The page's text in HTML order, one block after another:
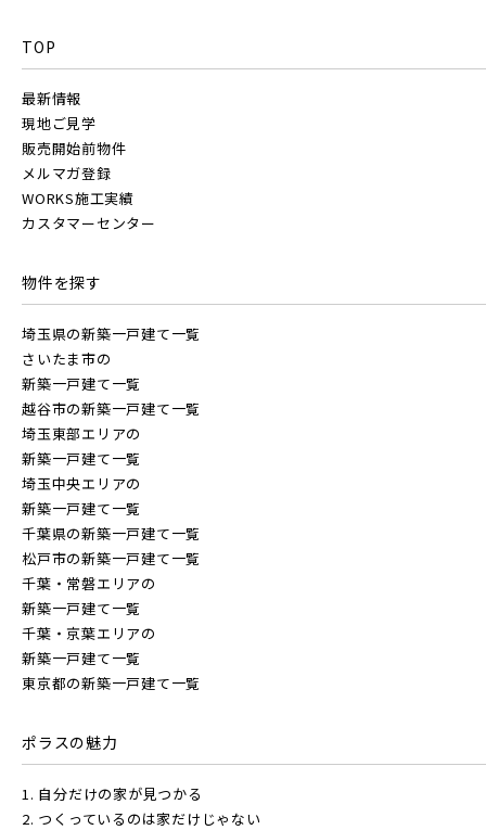
TOP
最新情報
現地ご見学
販売開始前物件
メルマガ登録
WORKS施工実績
カスタマーセンター
物件を探す
埼玉県の新築一戸建て一覧
さいたま市の
新築一戸建て一覧
越谷市の新築一戸建て一覧
埼玉東部エリアの
新築一戸建て一覧
埼玉中央エリアの
新築一戸建て一覧
千葉県の新築一戸建て一覧
松戸市の新築一戸建て一覧
千葉・常磐エリアの
新築一戸建て一覧
千葉・京葉エリアの
新築一戸建て一覧
東京都の新築一戸建て一覧
ポラスの魅力
1. 自分だけの家が見つかる
2. つくっているのは家だけじゃない